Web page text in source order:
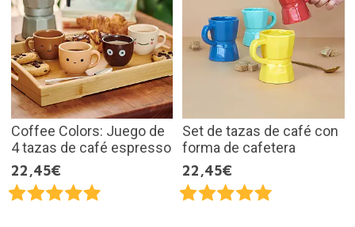
Coffee Colors: Juego de
4 tazas de café espresso
22,45€
Set de tazas de café con
forma de cafetera
22,45€